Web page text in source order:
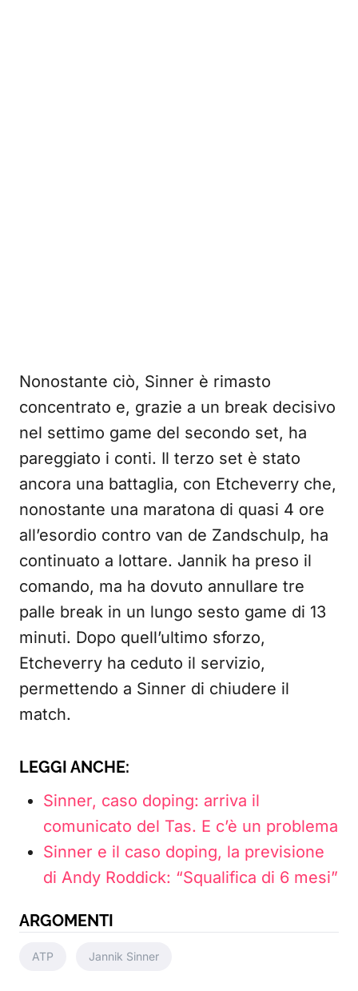
Nonostante ciò, Sinner è rimasto
concentrato e, grazie a un break decisivo
nel settimo game del secondo set, ha
pareggiato i conti. Il terzo set è stato
ancora una battaglia, con Etcheverry che,
nonostante una maratona di quasi 4 ore
all’esordio contro van de Zandschulp, ha
continuato a lottare. Jannik ha preso il
comando, ma ha dovuto annullare tre
palle break in un lungo sesto game di 13
minuti. Dopo quell’ultimo sforzo,
Etcheverry ha ceduto il servizio,
permettendo a Sinner di chiudere il
match.
LEGGI ANCHE:
Sinner, caso doping: arriva il
comunicato del Tas. E c’è un problema
Sinner e il caso doping, la previsione
di Andy Roddick: “Squalifica di 6 mesi”
ARGOMENTI
ATP Jannik Sinner